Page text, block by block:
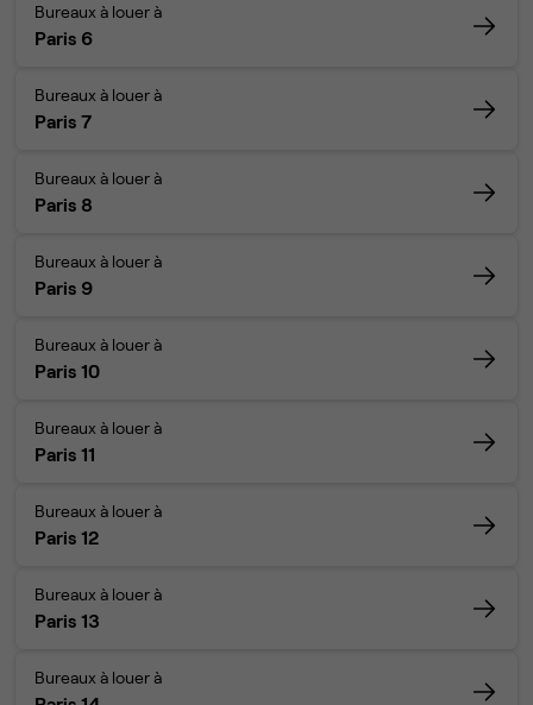
Bureaux à louer à
Paris 6
Bureaux à louer à
Paris 7
Bureaux à louer à
Paris 8
Bureaux à louer à
Paris 9
Bureaux à louer à
Paris 10
Bureaux à louer à
Paris 11
Bureaux à louer à
Paris 12
Bureaux à louer à
Paris 13
Bureaux à louer à